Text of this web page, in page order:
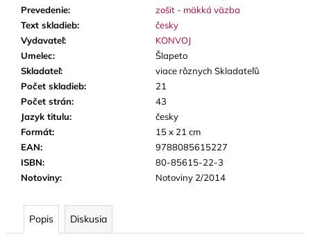
Prevedenie:
zošit - mäkká väzba
Text skladieb:
česky
Vydavateľ:
KONVOJ
Umelec:
Šlapeto
Skladateľ:
viace rôznych Skladateľů
Počet skladieb:
21
Počet strán:
43
Jazyk titulu:
česky
Formát:
15 x 21 cm
EAN:
9788085615227
ISBN:
80-85615-22-3
Notoviny: Notoviny 2/2014
Popis Diskusia